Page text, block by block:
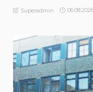
Superadmin 06.08.2026